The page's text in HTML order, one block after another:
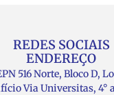
REDES SOCIAIS
ENDEREÇO
516 Norte, Bloco D,
Via Universitas, 4°